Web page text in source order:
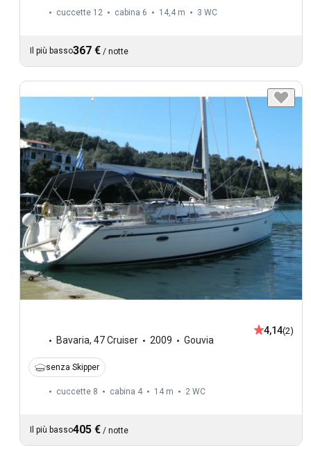
cuccette 12 cabina 6 14,4 m 3 WC
Il più basso367 € / notte
Bavaria, 47 Cruiser 2009 Gouvia
4,14(2)
senza Skipper
cuccette 8 cabina 4 14 m 2 WC
Il più basso405 € / notte